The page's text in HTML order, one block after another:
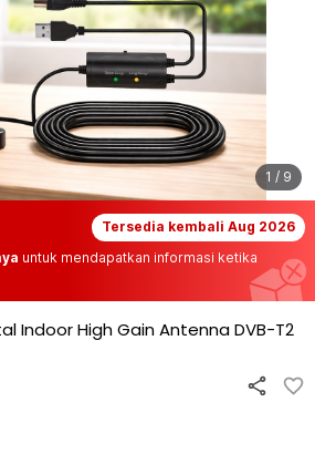
1 / 9
Tersedia kembali Aug 2026
untuk mendapatkan informasi ketika
Indoor High Gain Antenna DVB-T2